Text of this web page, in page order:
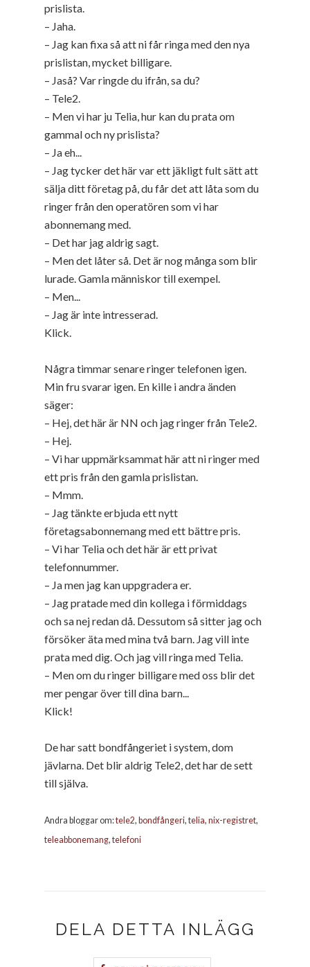
prislista.
– Jaha.
– Jag kan fixa så att ni får ringa med den nya
prislistan, mycket billigare.
– Jaså? Var ringde du ifrån, sa du?
– Tele2.
– Men vi har ju Telia, hur kan du prata om
gammal och ny prislista?
– Ja eh...
– Jag tycker det här var ett jäkligt fult sätt att
sälja ditt företag på, du får det att låta som du
ringer från den operatören som vi har
abonnemang med.
– Det har jag aldrig sagt.
– Men det låter så. Det är nog många som blir
lurade. Gamla människor till exempel.
– Men...
– Jag är inte intresserad.
Klick.
Några timmar senare ringer telefonen igen.
Min fru svarar igen. En kille i andra änden
säger:
– Hej, det här är NN och jag ringer från Tele2.
– Hej.
– Vi har uppmärksammat här att ni ringer med
ett pris från den gamla prislistan.
– Mmm.
– Jag tänkte erbjuda ett nytt
företagsabonnemang med ett bättre pris.
– Vi har Telia och det här är ett privat
telefonnummer.
– Ja men jag kan uppgradera er.
– Jag pratade med din kollega i förmiddags
och sa nej redan då. Dessutom så sitter jag och
försöker äta med mina två barn. Jag vill inte
prata med dig. Och jag vill ringa med Telia.
– Men om du ringer billigare med oss blir det
mer pengar över till dina barn...
Klick!
De har satt bondfångeriet i system, dom
jävlarna. Det blir aldrig Tele2, det har de sett
till själva.
Andra bloggar om:tele2, bondfångeri, telia, nix-registret,
teleabbonemang, telefoni
DELA DETTA INLÄGG